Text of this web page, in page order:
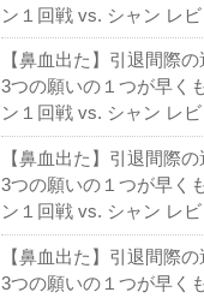
ン１回戦 vs. シャン レビ
【鼻血出た】引退間際
3つの願いの１つが早く
ン１回戦 vs. シャン レビ
【鼻血出た】引退間際
3つの願いの１つが早く
ン１回戦 vs. シャン レビ
【鼻血出た】引退間際
3つの願いの１つが早く